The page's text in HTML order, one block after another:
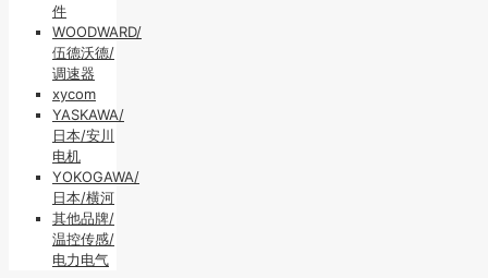
件
WOODWARD/
伍德沃德/
调速器
xycom
YASKAWA/
日本/安川
电机
YOKOGAWA/
日本/横河
其他品牌/
温控传感/
电力电气